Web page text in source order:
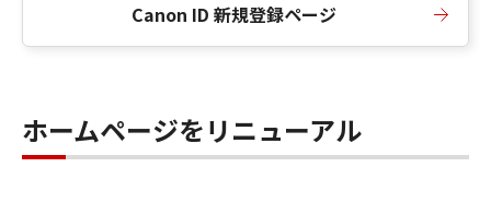
Canon ID 新規登録ページ
ホームページをリニューアル